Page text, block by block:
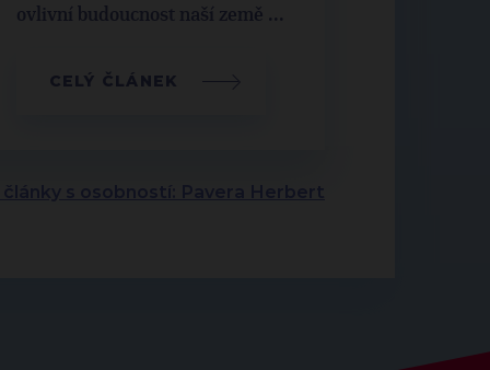
ovlivní budoucnost naší země ...
CELÝ ČLÁNEK